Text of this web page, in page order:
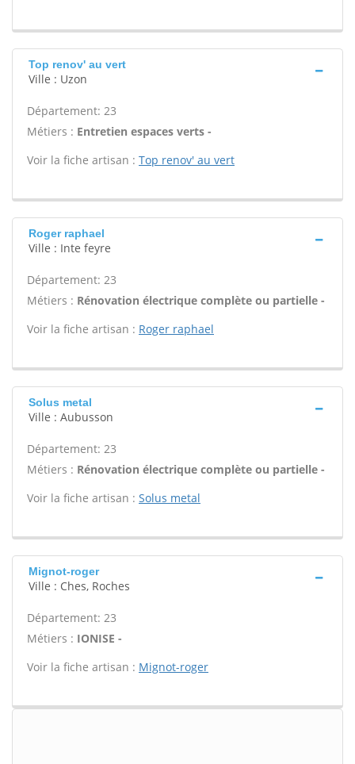
Top renov' au vert
Ville : Uzon
Département: 23
Métiers : Entretien espaces verts -
Voir la fiche artisan : Top renov' au vert
Roger raphael
Ville : Inte feyre
Département: 23
Métiers : Rénovation électrique complète ou partielle -
Voir la fiche artisan : Roger raphael
Solus metal
Ville : Aubusson
Département: 23
Métiers : Rénovation électrique complète ou partielle -
Voir la fiche artisan : Solus metal
Mignot-roger
Ville : Ches, Roches
Département: 23
Métiers : IONISE -
Voir la fiche artisan : Mignot-roger